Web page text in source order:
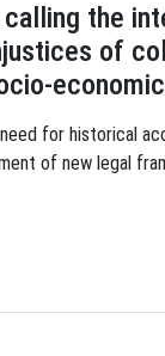
the
of
for historical
of new legal